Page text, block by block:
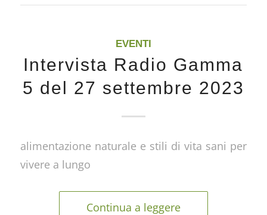
EVENTI
Intervista Radio Gamma
5 del 27 settembre 2023
alimentazione naturale e stili di vita sani per
vivere a lungo
Continua a leggere